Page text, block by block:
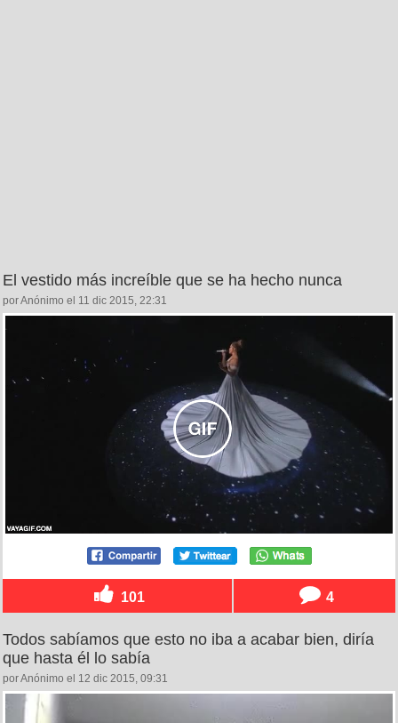
El vestido más increíble que se ha hecho nunca
por Anónimo el 11 dic 2015, 22:31
101 4
Todos sabíamos que esto no iba a acabar bien, diría
que hasta él lo sabía
por Anónimo el 12 dic 2015, 09:31